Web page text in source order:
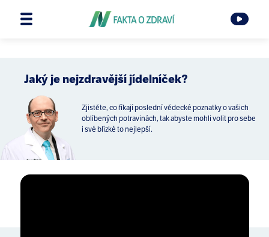
Jaký je nejzdravější jídelníček?
Zjistěte, co říkají poslední vědecké poznatky o vašich
oblíbených potravinách, tak abyste mohli volit pro sebe
i své blízké to nejlepší.